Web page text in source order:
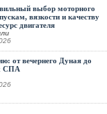
выбор моторного
вязкости и качеству
двигателя
от вечернего Дуная до
СПА